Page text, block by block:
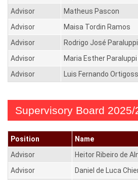
Advisor
Matheus Pascon
Advisor
Maisa Tordin Ramos
Advisor
Rodrigo José Paraluppi
Advisor
Maria Esther
Advisor
Luis Fernando
Supervisory Board 2025/
Position Name
Advisor
Heitor Ribeiro de
Advisor
Daniel de Luca